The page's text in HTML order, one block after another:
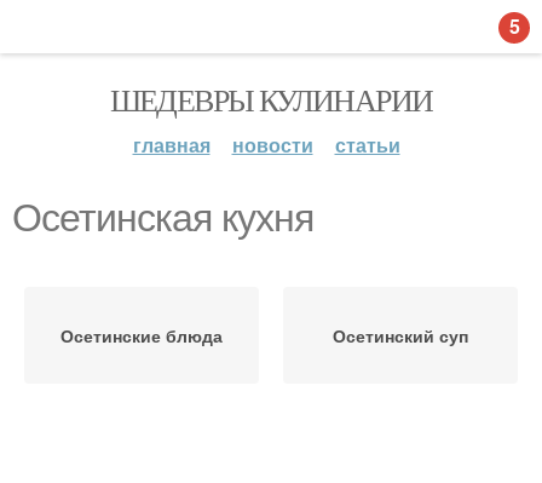
ШЕДЕВРЫ КУЛИНАРИИ
главная новости статьи
Осетинская кухня
Осетинские блюда Осетинский суп
5